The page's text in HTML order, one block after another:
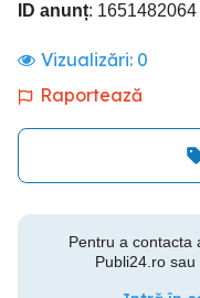
ID anunț: 1651482064
Vizualizări: 0
Raportează
Pentru a contacta
Publi24.ro